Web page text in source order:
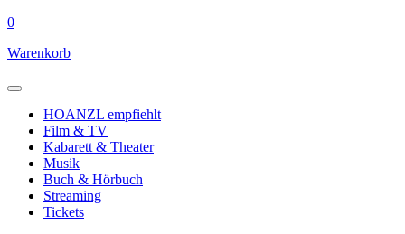
0
Warenkorb
HOANZL empfiehlt
Film & TV
Kabarett & Theater
Musik
Buch & Hörbuch
Streaming
Tickets